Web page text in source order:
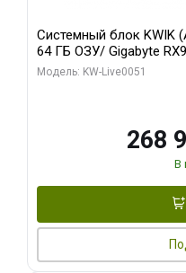
Системный блок KWIK
64 ГБ ОЗУ/ Gigabyte
256bit 2xDP 2xH/ 960 ГБ
Модель: KW-Live0051
268
В